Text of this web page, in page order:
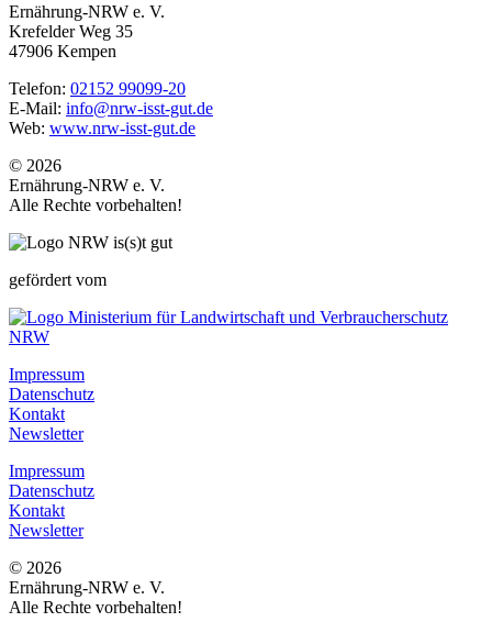
Ernährung-NRW e. V.
Krefelder Weg 35
47906 Kempen
Telefon: 02152 99099-20
E-Mail: info@nrw-isst-gut.de
Web: www.nrw-isst-gut.de
© 2026
Ernährung-NRW e. V.
Alle Rechte vorbehalten!
gefördert vom
Impressum
Datenschutz
Kontakt
Newsletter
Impressum
Datenschutz
Kontakt
Newsletter
© 2026
Ernährung-NRW e. V.
Alle Rechte vorbehalten!